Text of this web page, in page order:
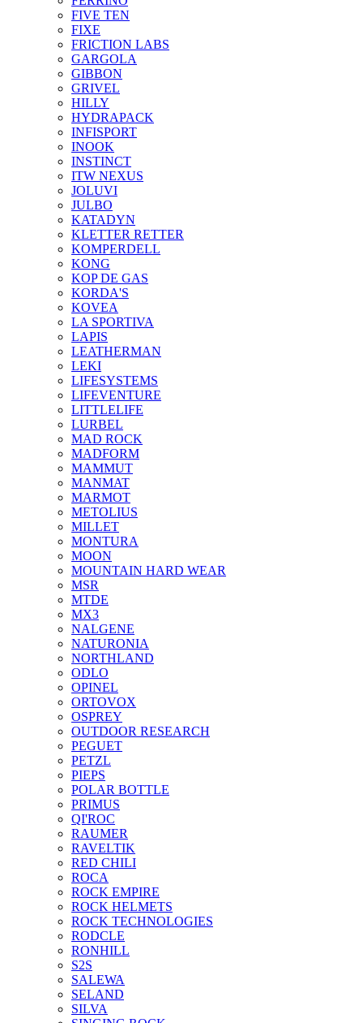
FIVE TEN
FIXE
FRICTION LABS
GARGOLA
GIBBON
GRIVEL
HILLY
HYDRAPACK
INFISPORT
INOOK
INSTINCT
ITW NEXUS
JOLUVI
JULBO
KATADYN
KLETTER RETTER
KOMPERDELL
KONG
KOP DE GAS
KORDA'S
KOVEA
LA SPORTIVA
LAPIS
LEATHERMAN
LEKI
LIFESYSTEMS
LIFEVENTURE
LITTLELIFE
LURBEL
MAD ROCK
MADFORM
MAMMUT
MANMAT
MARMOT
METOLIUS
MILLET
MONTURA
MOON
MOUNTAIN HARD WEAR
MSR
MTDE
MX3
NALGENE
NATURONIA
NORTHLAND
ODLO
OPINEL
ORTOVOX
OSPREY
OUTDOOR RESEARCH
PEGUET
PETZL
PIEPS
POLAR BOTTLE
PRIMUS
QI'ROC
RAUMER
RAVELTIK
RED CHILI
ROCA
ROCK EMPIRE
ROCK HELMETS
ROCK TECHNOLOGIES
RODCLE
RONHILL
S2S
SALEWA
SELAND
SILVA